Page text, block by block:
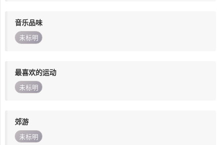
音乐品味
未标明
最喜欢的运动
未标明
郊游
未标明